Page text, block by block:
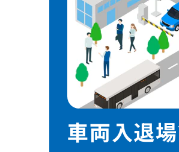
セキュリティ
映像・音響
公共・防災
車両入退